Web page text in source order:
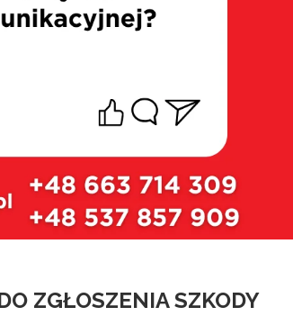
ZGŁOSZENIA SZKODY